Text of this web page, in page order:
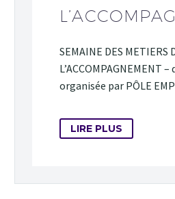
SEMAINE DES METIERS
L’ACCOMPAGNEMENT
organisée par PÔLE
LIRE PLUS